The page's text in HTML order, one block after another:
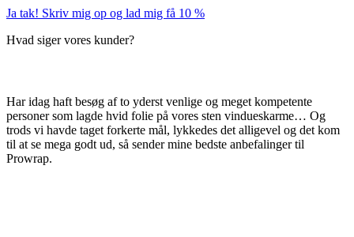
Ja tak! Skriv mig op og lad mig få 10 %
Hvad siger vores kunder?
Har idag haft besøg af to yderst venlige og meget kompetente
personer som lagde hvid folie på vores sten vindueskarme… Og
trods vi havde taget forkerte mål, lykkedes det alligevel og det kom
til at se mega godt ud, så sender mine bedste anbefalinger til
Prowrap.